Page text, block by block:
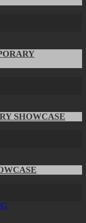
SHOWCASE